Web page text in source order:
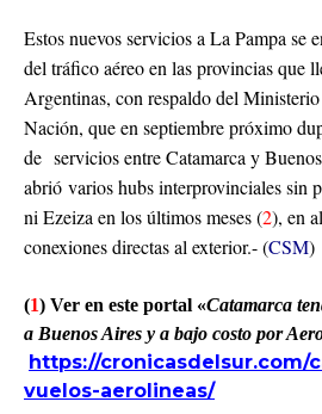
Estos nuevos servicios a La Pampa se
del tráfico aéreo en las provincias que
Argentinas, con respaldo del
Nación, que en septiembre próximo
de servicios entre Catamarca y
abrió varios hubs interprovinciales sin
ni Ezeiza en los últimos meses (2), en
conexiones directas al exterior.- (CSM)
(1) Ver en este portal «Catamarca
a Buenos Aires y a bajo costo por
https://cronicasdelsur.com/
vuelos-aerolineas/